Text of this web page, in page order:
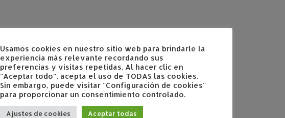
Usamos cookies en nuestro sitio web para brindarle la
experiencia más relevante recordando sus
preferencias y visitas repetidas. Al hacer clic en
"Aceptar todo", acepta el uso de TODAS las cookies.
Sin embargo, puede visitar "Configuración de cookies"
para proporcionar un consentimiento controlado.
Ajustes de cookies Aceptar todas